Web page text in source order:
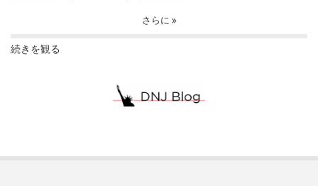
さらに
続きを観る